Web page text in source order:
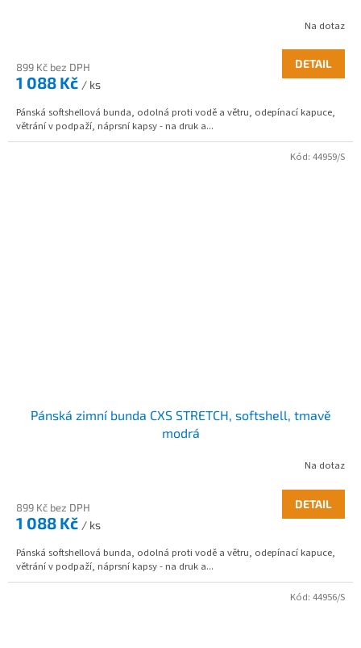
Na dotaz
899 Kč bez DPH
1 088 Kč / ks
DETAIL
Pánská softshellová bunda, odolná proti vodě a větru, odepínací kapuce,
větrání v podpaží, náprsní kapsy - na druk a...
Pánská zimní bunda CXS STRETCH, softshell, tmavě
modrá
Na dotaz
899 Kč bez DPH
1 088 Kč / ks
DETAIL
Pánská softshellová bunda, odolná proti vodě a větru, odepínací kapuce,
větrání v podpaží, náprsní kapsy - na druk a...
Kód: 44959/S
Kód: 44956/S